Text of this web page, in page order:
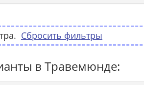
Сбросить фильтры
в Травемюнде: